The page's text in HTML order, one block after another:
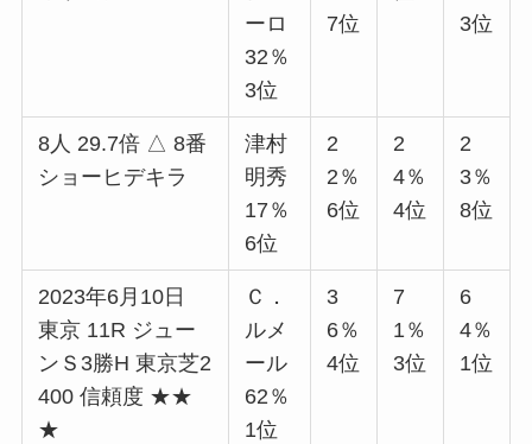
ーロ
32％
3位
7位
3位
8人 29.7倍 △ 8番
ショーヒデキラ
津村
明秀
17％
6位
2
2％
6位
2
4％
4位
2
3％
8位
2023年6月10日
東京 11R ジュー
ンＳ3勝H 東京芝2
400 信頼度 ★★
★
Ｃ．
ルメ
ール
62％
1位
3
6％
4位
7
1％
3位
6
4％
1位